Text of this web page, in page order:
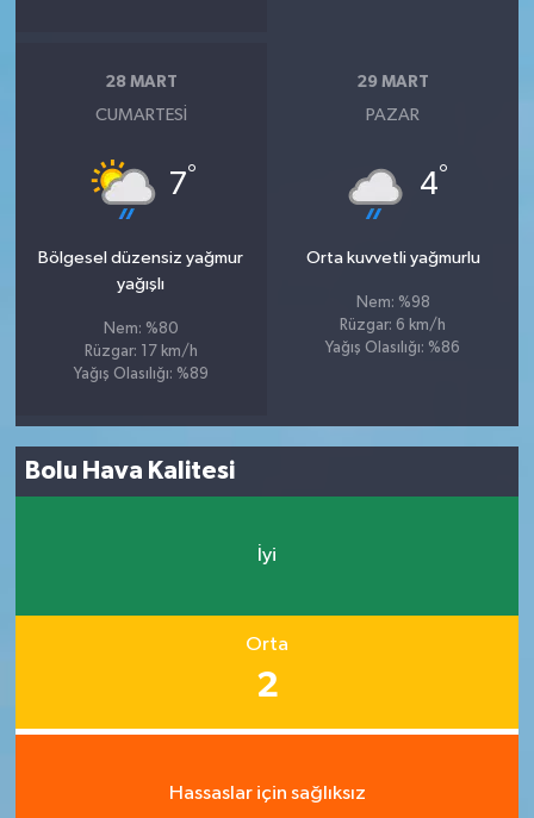
28 MART
CUMARTESI
7°
Bölgesel düzensiz yağmur
yağışlı
Nem: %80
Rüzgar: 17 km/h
Yağış Olasılığı: %89
29 MART
PAZAR
4°
Orta kuvvetli yağmurlu
Nem: %98
Rüzgar: 6 km/h
Yağış Olasılığı: %86
Bolu Hava Kalitesi
İyi
Orta
2
Hassaslar için sağlıksız